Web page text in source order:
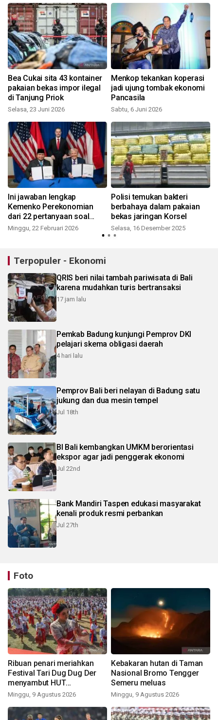
Bea Cukai sita 43 kontainer
pakaian bekas impor ilegal
di Tanjung Priok
Selasa, 23 Juni 2026
Menkop tekankan koperasi
jadi ujung tombak ekonomi
Pancasila
Sabtu, 6 Juni 2026
Ini jawaban lengkap
Kemenko Perekonomian
dari 22 pertanyaan soal
perjanjian dagang RI-AS
Minggu, 22 Februari 2026
Polisi temukan bakteri
berbahaya dalam pakaian
bekas jaringan Korsel
Selasa, 16 Desember 2025
Terpopuler - Ekonomi
QRIS beri nilai tambah pariwisata di Bali
karena mudahkan turis bertransaksi
17 jam lalu
Pemkab Badung kunjungi Pemprov DKI
pelajari skema obligasi daerah
4 hari lalu
Pemprov Bali beri nelayan di Badung satu
jukung dan dua mesin tempel
Jul 18th
BI Bali kembangkan UMKM berorientasi
ekspor agar jadi penggerak ekonomi
Jul 22nd
Bank Mandiri Taspen edukasi masyarakat
kenali produk resmi perbankan
Jul 27th
Foto
Ribuan penari meriahkan
Festival Tari Dug Dug Der
menyambut HUT
Kemerdekaan
Minggu, 9 Agustus 2026
Kebakaran hutan di Taman
Nasional Bromo Tengger
Semeru meluas
Minggu, 9 Agustus 2026